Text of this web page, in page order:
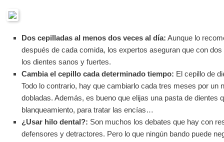
Dos cepilladas al menos dos veces al día: Aunque lo
después de cada comida, los expertos aseguran que con
los dientes sanos y fuertes.
Cambia el cepillo cada determinado tiempo: El cepillo de
Todo lo contrario, hay que cambiarlo cada tres meses por un
dobladas. Además, es bueno que elijas una pasta de dientes
blanqueamiento, para tratar las encías…
¿Usar hilo dental?: Son muchos los debates que hay con
defensores y detractores. Pero lo que ningún bando puede